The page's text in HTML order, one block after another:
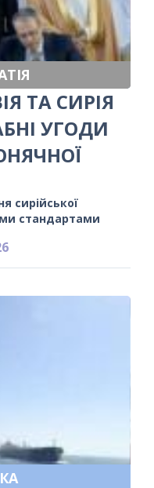
ТА СИРІЯ
УГОДИ
сирійської
стандартами